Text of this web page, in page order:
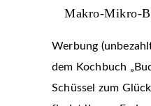
Makro-Mikro-
Werbung
dem Kochbuch
Schüssel zum